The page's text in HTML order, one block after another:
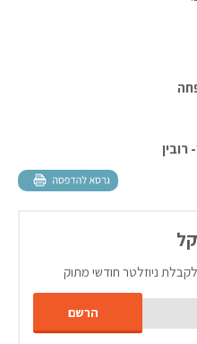
ניוזלטר חודשי מתוק